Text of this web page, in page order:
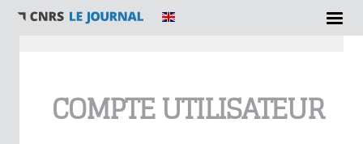
COMPTE UTILISATEUR